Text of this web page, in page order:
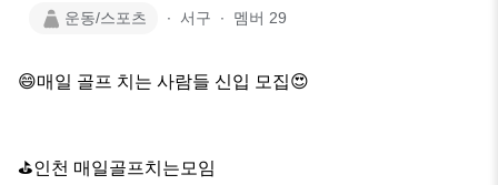
운동/스포츠 ∙ 서구 ∙ 멤버 29
😄매일 골프 치는 사람들 신입 모집😍
⛳️인천 매일골프치는모임